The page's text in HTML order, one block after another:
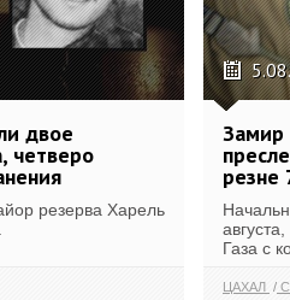
двое
четверо
резерва Харель
Замир
резне
Газа с
ЦАХАЛ